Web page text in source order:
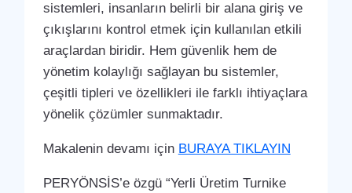
sistemleri, insanların belirli bir alana giriş ve
çıkışlarını kontrol etmek için kullanılan etkili
araçlardan biridir. Hem güvenlik hem de
yönetim kolaylığı sağlayan bu sistemler,
çeşitli tipleri ve özellikleri ile farklı ihtiyaçlara
yönelik çözümler sunmaktadır.
Makalenin devamı için BURAYA TIKLAYIN
PERYÖNSİS’e özgü “Yerli Üretim Turnike